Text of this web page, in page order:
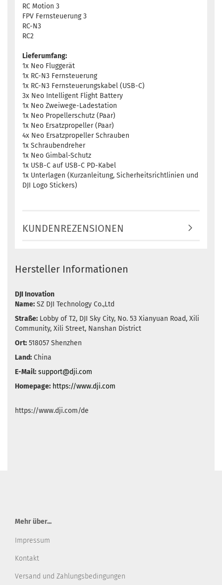
RC Motion 3
FPV Fernsteuerung 3
RC-N3
RC2
Lieferumfang:
1x Neo Fluggerät
1x RC-N3 Fernsteuerung
1x RC-N3 Fernsteuerungskabel (USB-C)
3x Neo Intelligent Flight Battery
1x Neo Zweiwege-Ladestation
1x Neo Propellerschutz (Paar)
1x Neo Ersatzpropeller (Paar)
4x Neo Ersatzpropeller Schrauben
1x Schraubendreher
1x Neo Gimbal-Schutz
1x USB-C auf USB-C PD-Kabel
1x Unterlagen (Kurzanleitung, Sicherheitsrichtlinien und
DJI Logo Stickers)
KUNDENREZENSIONEN
Hersteller Informationen
DJI Inovation
Name: SZ DJI Technology Co.,Ltd
Straße: Lobby of T2, DJI Sky City, No. 53 Xianyuan Road, Xili
Community, Xili Street, Nanshan District
Ort: 518057 Shenzhen
Land: China
E-Mail: support@dji.com
Homepage: https://www.dji.com
https://www.dji.com/de
Mehr über...
Impressum
Kontakt
Versand und Zahlungsbedingungen